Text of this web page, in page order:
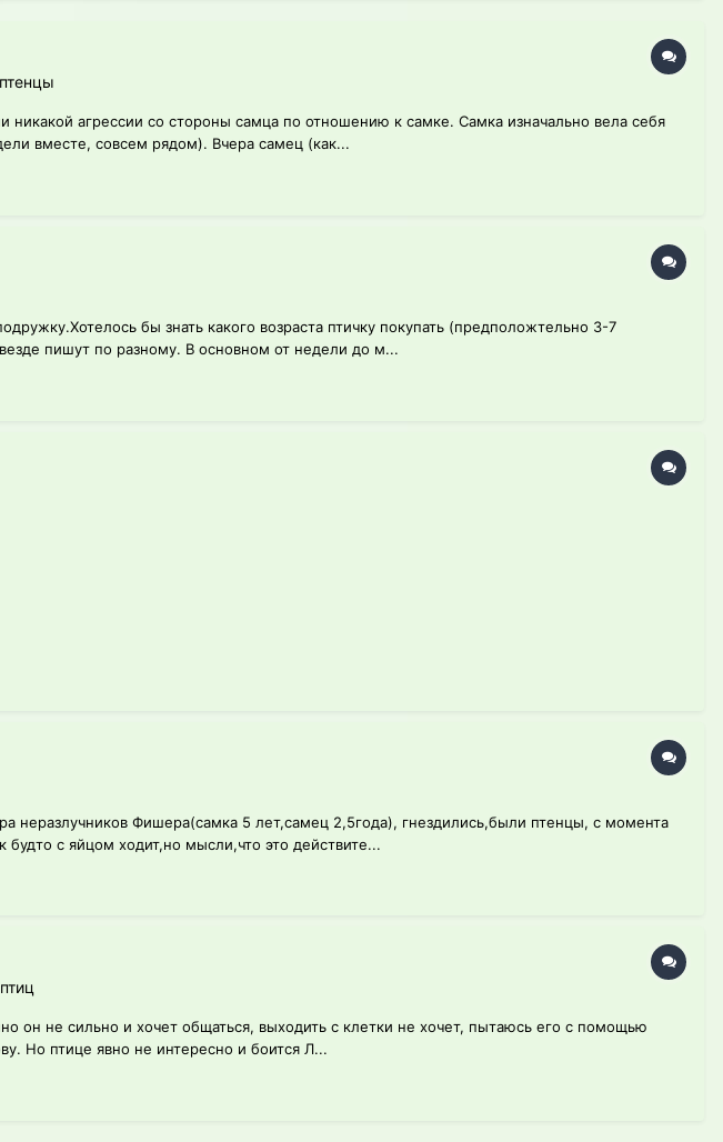
агрессии со стороны самца по отношению к самке. Самка изначально вела себя
вместе, совсем рядом). Вчера самец (как...
бы знать какого возраста птичку покупать (предположтельно 3-7
пишут по разному. В основном от недели до м...
Фишера(самка 5 лет,самец 2,5года), гнездились,были птенцы, с момента
с яйцом ходит,но мысли,что это действите...
он не сильно и хочет общаться, выходить с клетки не хочет, пытаюсь его с помощью
Но птице явно не интересно и боится Л...